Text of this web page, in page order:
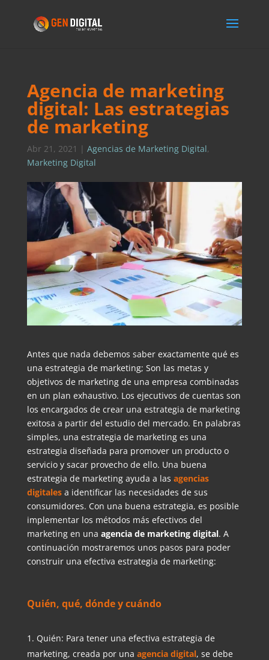
Agencia de marketing
digital: Las estrategias
de marketing
Abr 21, 2021 | Agencias de Marketing Digital,
Marketing Digital
Antes que nada debemos saber exactamente qué es
una estrategia de marketing; Son las metas y
objetivos de marketing de una empresa combinadas
en un plan exhaustivo. Los ejecutivos de cuentas son
los encargados de crear una estrategia de marketing
exitosa a partir del estudio del mercado. En palabras
simples, una estrategia de marketing es una
estrategia diseñada para promover un producto o
servicio y sacar provecho de ello. Una buena
estrategia de marketing ayuda a las agencias
digitales a identificar las necesidades de sus
consumidores. Con una buena estrategia, es posible
implementar los métodos más efectivos del
marketing en una agencia de marketing digital. A
continuación mostraremos unos pasos para poder
construir una efectiva estrategia de marketing:
Quién, qué, dónde y cuándo
Quién: Para tener una efectiva estrategia de
marketing, creada por una agencia digital, se debe